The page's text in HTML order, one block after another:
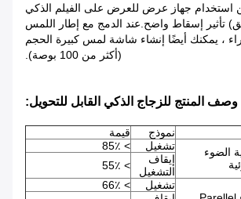
استخدام جهاز عرض للعرض على الفيلم الذكي
تأثير إسقاط واضح.عند الدمج مع إطار اللمس
، يمكنك أيضًا إنشاء شاشة لمس كبيرة الحجم
(أكثر من 100 بوصة).
وصف المنتج للزجاج الذكي القابل للتحويل:
نموذج قيمة
الضوء
تشغيل
> 85٪
إيقاف
التشغيل
> 55٪
تشغيل
> 66٪